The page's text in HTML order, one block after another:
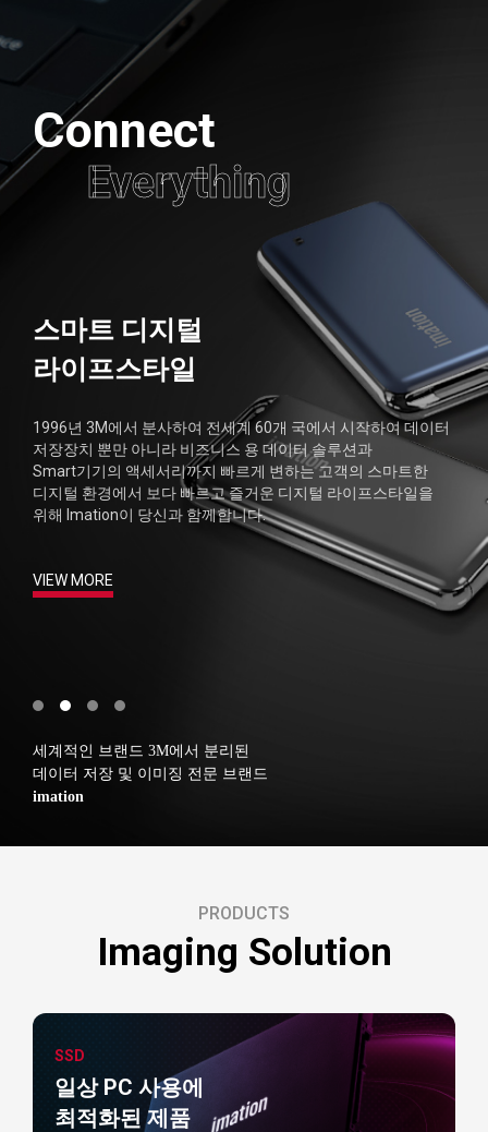
본문 바로가기
Connect
Everything
스마트 디지털
라이프스타일
1996년 3M에서 분사하여 전세계 60개 국에서 시작하여데이터
저장장치 뿐만 아니라 비즈니스 용 데이터 솔루션과
Smart기기의 액세서리까지 빠르게 변하는 고객의 스마트한
디지털 환경에서 보다 빠르고 즐거운 디지털 라이프스타일을
위해 Imation이 당신과 함께합니다.
VIEW MORE
세계적인 브랜드 3M에서 분리된
데이터 저장 및 이미징 전문 브랜드
imation
PRODUCTS
Imaging Solution
SSD
일상 PC 사용에
최적화된 제품